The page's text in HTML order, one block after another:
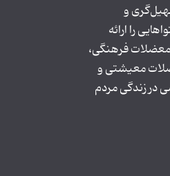
و
را ارائه
فرهنگی،
معیشتی و
در زندگی مردم